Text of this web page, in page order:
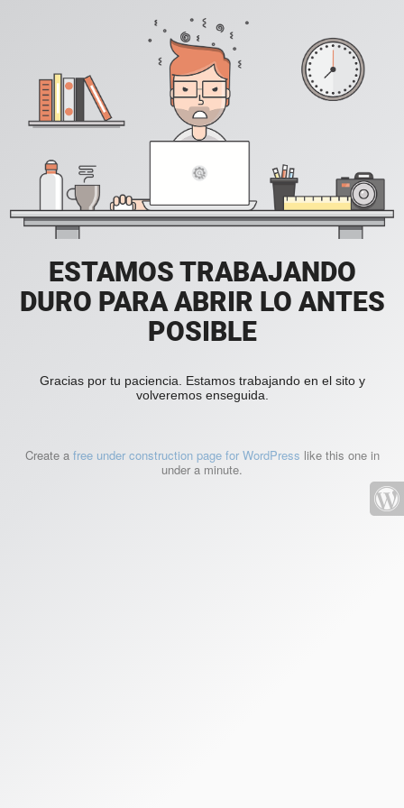
ESTAMOS TRABAJANDO
DURO PARA ABRIR LO ANTES
POSIBLE
Gracias por tu paciencia. Estamos trabajando en el sito y
volveremos enseguida.
Create a free under construction page for WordPress like this one in
under a minute.